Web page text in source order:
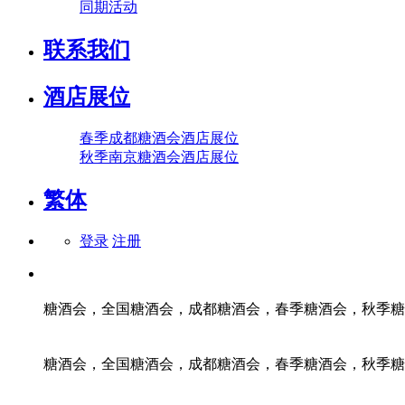
同期活动
联系我们
酒店展位
春季成都糖酒会酒店展位
秋季南京糖酒会酒店展位
繁体
登录 注册
糖酒会，全国糖酒会，成都糖酒会，春季糖酒会，秋季
糖酒会，全国糖酒会，成都糖酒会，春季糖酒会，秋季